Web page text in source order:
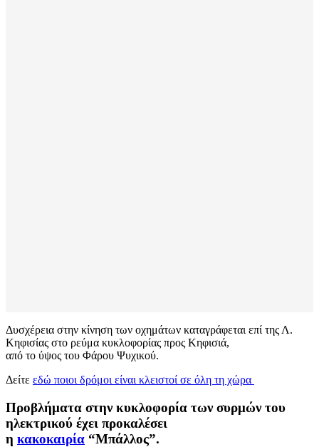
Δυσχέρεια στην κίνηση των οχημάτων καταγράφεται επί της Λ.
Κηφισίας στο ρεύμα κυκλοφορίας προς Κηφισιά,
από το ύψος του Φάρου Ψυχικού.
Δείτε εδώ ποιοι δρόμοι είναι κλειστοί σε όλη τη χώρα
Προβλήματα στην κυκλοφορία των συρμών του
ηλεκτρικού έχει προκαλέσει
η κακοκαιρία “Μπάλλος”.